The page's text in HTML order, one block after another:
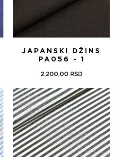
JAPANSKI DŽINS
PA056 - 1
2.200,00 RSD